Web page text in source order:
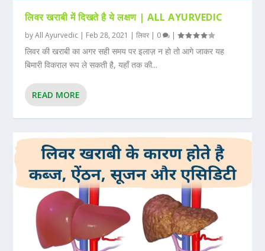
लिवर खराबी में दिखते है ये लक्षण | ALL AYURVEDIC
byAll Ayurvedic | Feb 28, 2021 |लिवर | 0 |
लिवर की खराबी का अगर सही समय पर इलाज़ न हो तो आगे जाकर यह
बिमारी विकराल रूप ले सकती है, यहाँ तक की...
READ MORE